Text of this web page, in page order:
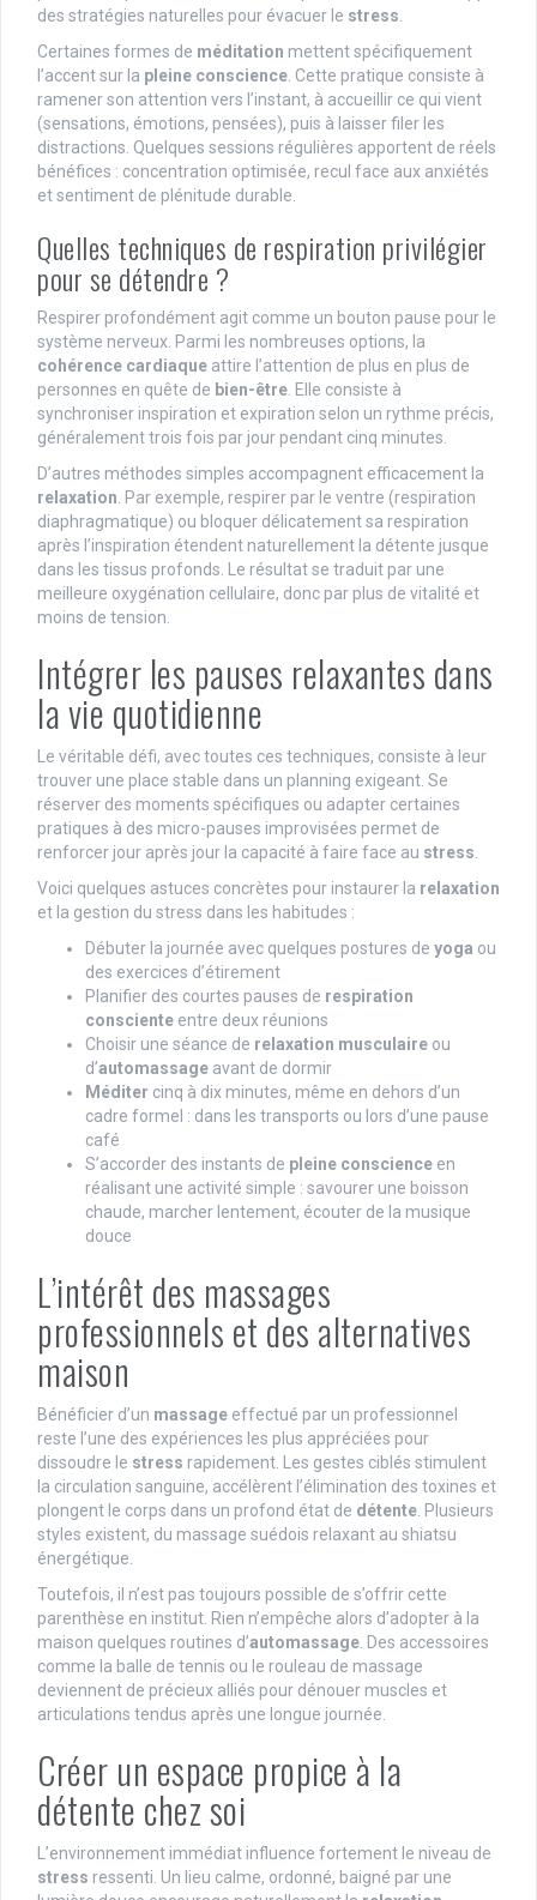
des stratégies naturelles pour évacuer le stress
Certaines formes de méditation mettent spécifiquement
l’accent sur la pleine conscience . Cette pratique consiste à
ramener son attention vers l’instant, à accueillir ce qui vient
(sensations, émotions, pensées), puis à laisser filer les
distractions. Quelques sessions régulières apportent de réels
bénéfices : concentration optimisée, recul face aux anxiétés
et sentiment de plénitude durable.
Quelles techniques de respiration privilégier
pour se détendre ?
Respirer profondément agit comme un bouton pause pour le
système nerveux. Parmi les nombreuses options, la
cohérence cardiaque attire l’attention de plus en plus de
personnes en quête de bien-être . Elle consiste à
synchroniser inspiration et expiration selon un rythme précis,
généralement trois fois par jour pendant cinq minutes.
D’autres méthodes simples accompagnent efficacement la
relaxation . Par exemple, respirer par le ventre (respiration
diaphragmatique) ou bloquer délicatement sa respiration
après l’inspiration étendent naturellement la détente jusque
dans les tissus profonds. Le résultat se traduit par une
meilleure oxygénation cellulaire, donc par plus de vitalité et
moins de tension.
Intégrer les pauses relaxantes dans
la vie quotidienne
Le véritable défi, avec toutes ces techniques, consiste à leur
trouver une place stable dans un planning exigeant. Se
réserver des moments spécifiques ou adapter certaines
pratiques à des micro-pauses improvisées permet de
renforcer jour après jour la capacité à faire face au stress
Voici quelques astuces concrètes pour instaurer la relaxation
et la gestion du stress dans les habitudes :
Débuter la journée avec quelques postures de yoga ou
des exercices d’étirement
Planifier des courtes pauses de respiration
consciente entre deux réunions
Choisir une séance de relaxation musculaire ou
d’automassage avant de dormir
Méditer cinq à dix minutes, même en dehors d’un
cadre formel : dans les transports ou lors d’une pause
café
S’accorder des instants de pleine conscience en
réalisant une activité simple : savourer une boisson
chaude, marcher lentement, écouter de la musique
douce
L’intérêt des massages
professionnels et des alternatives
maison
Bénéficier d’un massage effectué par un professionnel
reste l’une des expériences les plus appréciées pour
dissoudre le stress rapidement. Les gestes ciblés stimulent
la circulation sanguine, accélèrent l’élimination des toxines et
plongent le corps dans un profond état de détente . Plusieurs
styles existent, du massage suédois relaxant au shiatsu
énergétique.
Toutefois, il n’est pas toujours possible de s’offrir cette
parenthèse en institut. Rien n’empêche alors d’adopter à la
maison quelques routines d’automassage . Des accessoires
comme la balle de tennis ou le rouleau de massage
deviennent de précieux alliés pour dénouer muscles et
articulations tendus après une longue journée.
Créer un espace propice à la
détente chez soi
L’environnement immédiat influence fortement le niveau de
stress ressenti. Un lieu calme, ordonné, baigné par une